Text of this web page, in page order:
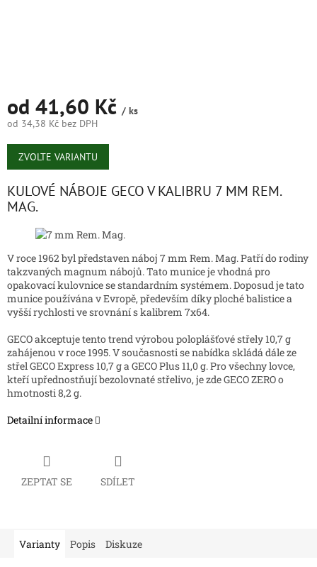
od 41,60 Kč / ks
od 34,38 Kč bez DPH
Měrná
cena:
ZVOLTE VARIANTU
KULOVÉ NÁBOJE GECO V KALIBRU 7 MM REM.
MAG.
V roce 1962 byl představen náboj 7 mm Rem. Mag. Patří do rodiny
takzvaných magnum nábojů. Tato munice je vhodná pro
opakovací kulovnice se standardním systémem. Doposud je tato
munice používána v Evropě, především díky ploché balistice a
vyšší rychlosti ve srovnání s kalibrem 7x64.
GECO akceptuje tento trend výrobou poloplášťové střely 10,7 g
zahájenou v roce 1995. V současnosti se nabídka skládá dále ze
střel GECO Express 10,7 g a GECO Plus 11,0 g. Pro všechny lovce,
kteří upřednostňují bezolovnaté střelivo, je zde GECO ZERO o
hmotnosti 8,2 g.
Detailní informace
ZEPTAT SE SDÍLET
Varianty Popis Diskuze